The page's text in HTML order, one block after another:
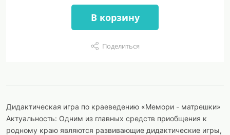
В корзину
Поделиться
Дидактическая игра по краеведению «Мемори - матрешки»
Актуальность: Одним из главных средств приобщения к
родному краю являются развивающие дидактические игры,